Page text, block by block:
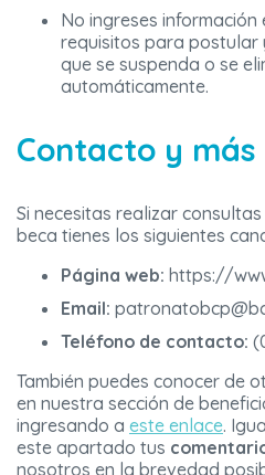
No ingreses
requisitos para postular
que se suspenda o se
automáticamente.
Contacto y
Si necesitas realizar
beca tienes los siguientes
Página web: https://
Email:
Teléfono de contacto:
También puedes conocer de
en nuestra sección de
ingresando a este enlace.
este apartado tus
nosotros en la brevedad